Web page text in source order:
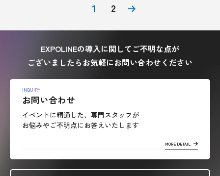
1 2
EXPOLINEの導入に関してご不明な点が
ございましたらお気軽にお問い合わせください
INQUIRY
お問い合わせ
イベントに精通した、専門スタッフが
お悩みやご不明点にお答えいたします
MORE DETAIL